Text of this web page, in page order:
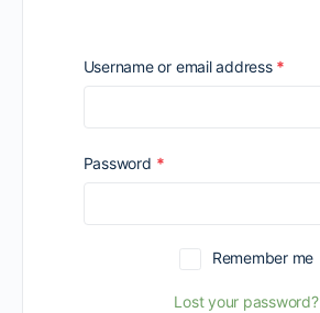
Username or email address *
Password *Required
Remember me
Lost your password?